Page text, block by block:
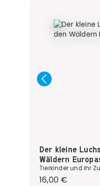
Der kleine
Wäldern
Tierkinder und ihr
Regulärer
16,00 €